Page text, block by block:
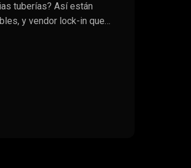
tuberías? Así están
y vendor lock-in que…